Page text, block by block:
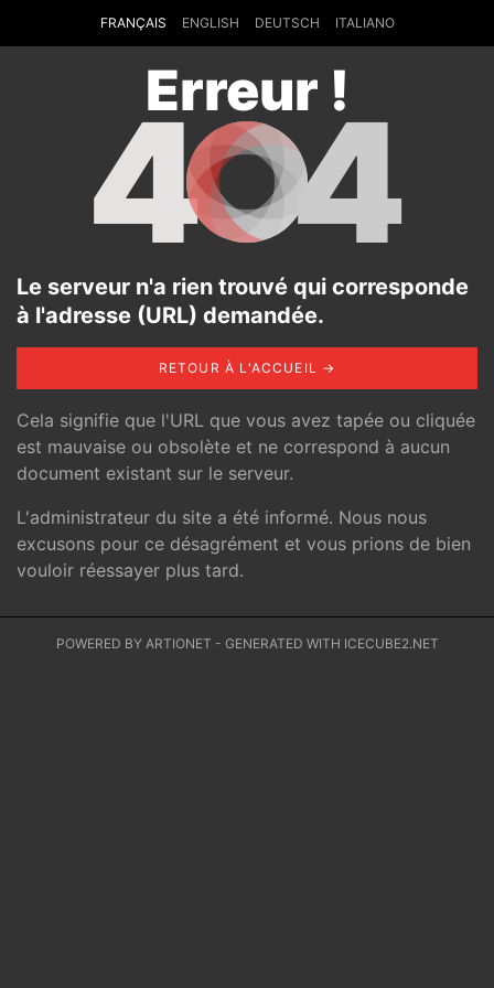
FRANÇAIS ENGLISH DEUTSCH ITALIANO
Erreur !
4 4
Le serveur n'a rien trouvé qui corresponde
à l'adresse (URL) demandée.
RETOUR À L'ACCUEIL →
Cela signifie que l'URL que vous avez tapée ou cliquée
est mauvaise ou obsolète et ne correspond à aucun
document existant sur le serveur.
L'administrateur du site a été informé. Nous nous
excusons pour ce désagrément et vous prions de bien
vouloir réessayer plus tard.
POWERED BY ARTIONET - GENERATED WITH ICECUBE2.NET